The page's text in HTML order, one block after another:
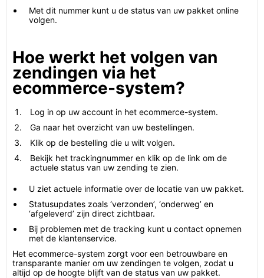
Met dit nummer kunt u de status van uw pakket online
volgen.
Hoe werkt het volgen van
zendingen via het
ecommerce-system?
Log in op uw account in het ecommerce-system.
Ga naar het overzicht van uw bestellingen.
Klik op de bestelling die u wilt volgen.
Bekijk het trackingnummer en klik op de link om de
actuele status van uw zending te zien.
U ziet actuele informatie over de locatie van uw pakket.
Statusupdates zoals ‘verzonden’, ‘onderweg’ en
‘afgeleverd’ zijn direct zichtbaar.
Bij problemen met de tracking kunt u contact opnemen
met de klantenservice.
Het ecommerce-system zorgt voor een betrouwbare en
transparante manier om uw zendingen te volgen, zodat u
altijd op de hoogte blijft van de status van uw pakket.